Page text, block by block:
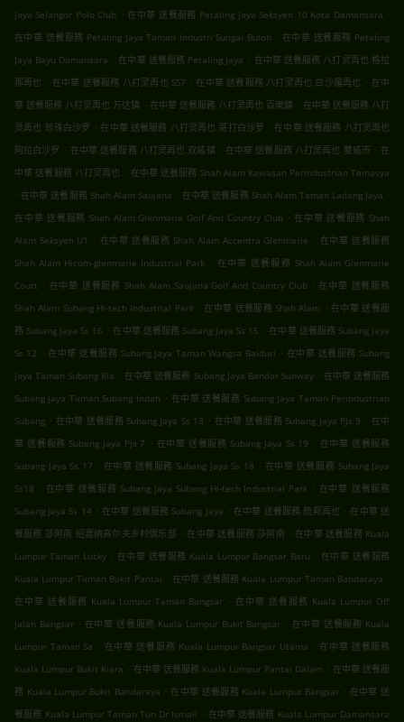
Jaya Selangor Polo Club . 在中華 送餐服務 Petaling Jaya Seksyen 10 Kota Damansara .
在中華 送餐服務 Petaling Jaya Taman Industri Sungai Buloh . 在中華 送餐服務 Petaling
Jaya Bayu Damansara . 在中華 送餐服務 Petaling Jaya . 在中華 送餐服務 八打灵再也 格拉
那再也 . 在中華 送餐服務 八打灵再也 SS7 . 在中華 送餐服務 八打灵再也 白沙羅再也 . 在中
華 送餐服務 八打灵再也 万达镇 . 在中華 送餐服務 八打灵再也 百樂鎮 . 在中華 送餐服務 八打
灵再也 珍珠白沙罗 . 在中華 送餐服務 八打灵再也 哥打白沙罗 . 在中華 送餐服務 八打灵再也
阿拉白沙罗 . 在中華 送餐服務 八打灵再也 双威镇 . 在中華 送餐服務 八打灵再也 雙威市 . 在
中華 送餐服務 八打灵再也 . 在中華 送餐服務 Shah Alam Kawasan Perindustrian Temasya
. 在中華 送餐服務 Shah Alam Saujana . 在中華 送餐服務 Shah Alam Taman Ladang Jaya .
在中華 送餐服務 Shah Alam Glenmarie Golf And Country Club . 在中華 送餐服務 Shah
Alam Seksyen U1
. 在中華 送餐服務 Shah Alam Accentra Glenmarie . 在中華 送餐服務
Shah Alam Hicom-glenmarie Industrial Park . 在中華 送餐服務 Shah Alam Glenmarie
Court . 在中華 送餐服務 Shah Alam Saujana Golf And Country Club . 在中華 送餐服務
Shah Alam Subang Hi-tech Industrial Park . 在中華 送餐服務 Shah Alam . 在中華 送餐服
務 Subang Jaya Ss 16 . 在中華 送餐服務 Subang Jaya Ss 15 . 在中華 送餐服務 Subang Jaya
Ss 12 . 在中華 送餐服務 Subang Jaya Taman Wangsa Baiduri . 在中華 送餐服務 Subang
Jaya Taman Subang Ria . 在中華 送餐服務 Subang Jaya Bandar Sunway . 在中華 送餐服務
Subang Jaya Taman Subang Indah . 在中華 送餐服務 Subang Jaya Taman Perindustrian
Subang . 在中華 送餐服務 Subang Jaya Ss 13 . 在中華 送餐服務 Subang Jaya Pjs 9 . 在中
華 送餐服務 Subang Jaya Pjs 7 . 在中華 送餐服務 Subang Jaya Ss 19 . 在中華 送餐服務
Subang Jaya Ss 17 . 在中華 送餐服務 Subang Jaya Ss 18 . 在中華 送餐服務 Subang Jaya
Ss18 . 在中華 送餐服務 Subang Jaya Subang Hi-tech Industrial Park . 在中華 送餐服務
Subang Jaya Ss 14 . 在中華 送餐服務 Subang Jaya . 在中華 送餐服務 梳邦再也 . 在中華 送
餐服務 莎阿南 绍嘉纳高尔夫乡村俱乐部 . 在中華 送餐服務 莎阿南 . 在中華 送餐服務 Kuala
Lumpur Taman Lucky . 在中華 送餐服務 Kuala Lumpur Bangsar Baru . 在中華 送餐服務
Kuala Lumpur Taman Bukit Pantai . 在中華 送餐服務 Kuala Lumpur Taman Bandaraya .
在中華 送餐服務 Kuala Lumpur Taman Bangsar . 在中華 送餐服務 Kuala Lumpur Off
Jalan Bangsar . 在中華 送餐服務 Kuala Lumpur Bukit Bangsar . 在中華 送餐服務 Kuala
Lumpur Taman Sa . 在中華 送餐服務 Kuala Lumpur Bangsar Utama . 在中華 送餐服務
Kuala Lumpur Bukit Kiara . 在中華 送餐服務 Kuala Lumpur Pantai Dalam . 在中華 送餐服
務 Kuala Lumpur Bukit Bandaraya . 在中華 送餐服務 Kuala Lumpur Bangsar . 在中華 送
餐服務 Kuala Lumpur Taman Tun Dr Ismail . 在中華 送餐服務 Kuala Lumpur Damansara